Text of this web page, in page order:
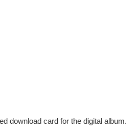
download card for the digital album.